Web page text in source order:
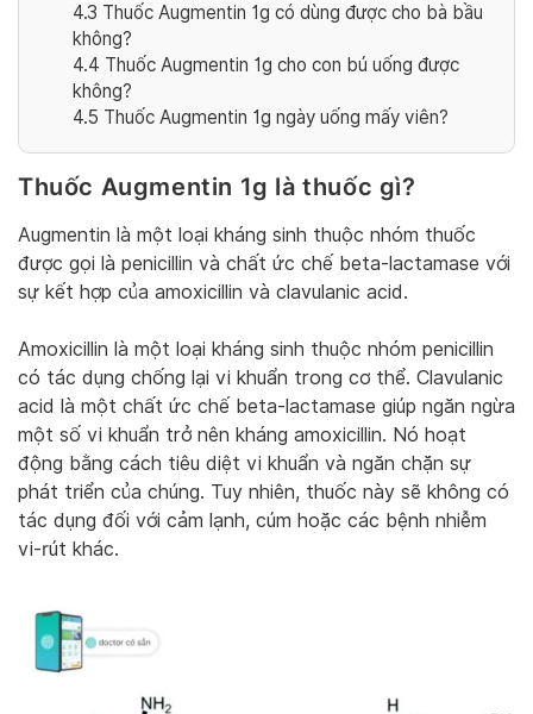
4.3 Thuốc Augmentin 1g có dùng được cho bà bầu
không?
4.4 Thuốc Augmentin 1g cho con bú uống được
không?
4.5 Thuốc Augmentin 1g ngày uống mấy viên?
Thuốc Augmentin 1g là thuốc gì?
Augmentin là một loại kháng sinh thuộc nhóm thuốc
được gọi là penicillin và chất ức chế beta-lactamase với
sự kết hợp của amoxicillin và clavulanic acid.
Amoxicillin là một loại kháng sinh thuộc nhóm penicillin
có tác dụng chống lại vi khuẩn trong cơ thể. Clavulanic
acid là một chất ức chế beta-lactamase giúp ngăn ngừa
một số vi khuẩn trở nên kháng amoxicillin. Nó hoạt
động bằng cách tiêu diệt vi khuẩn và ngăn chặn sự
phát triển của chúng. Tuy nhiên, thuốc này sẽ không có
tác dụng đối với cảm lạnh, cúm hoặc các bệnh nhiễm
vi-rút khác.